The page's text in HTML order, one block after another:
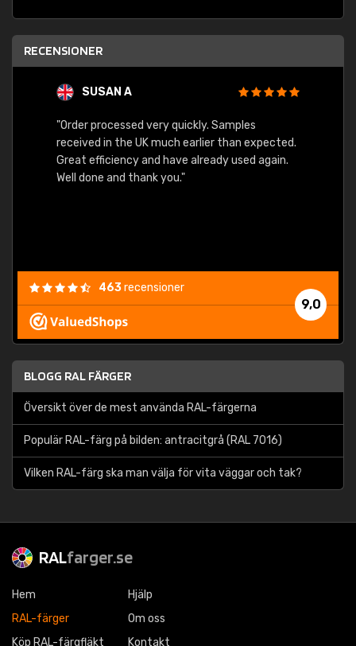
RECENSIONER
SUSAN A
"Order processed very quickly. Samples
received in the UK much earlier than expected.
Great efficiency and have already used again.
Well done and thank you."
9,0
463recensioner
BLOGG RAL FÄRGER
Översikt över de mest använda RAL-färgerna
Populär RAL-färg på bilden: antracitgrå (RAL 7016)
Vilken RAL-färg ska man välja för vita väggar och tak?
RALfarger.se
Hem
RAL-färger
Köp RAL-färgfläkt
Hjälp
Om oss
Kontakt